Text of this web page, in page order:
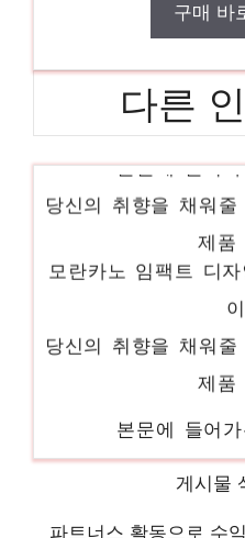
구매 바
다른
모란카노 임팩트 디
당신의 취향을 채워
제
추천
게시물
파트너스 활동으로 수